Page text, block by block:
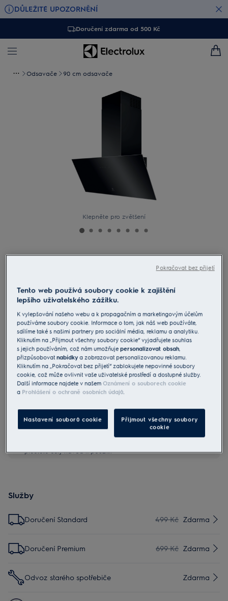
DŮLEŽITÉ UPOZORNĚNÍ
Doručení zdarma od 500 Kč
Odsavače 90 cm odsavače
Klepněte pro zvětšení
LFV439K
Vertikální komínový odsavač par
série 600 Hob2Hood
4.8 (1183)
Informační list výrobku
Benefity
Odsavač par 600 Hob2Hood® automaticky upravuje nastavení
odsávání.
Hob2Hood® přizpůsobuje digestoř podle nastavení na varné desce.
ExtractionTech Plus rychle čistí vzduch v kuchyni.
Bezpečnostní pokyny a bezpečnostní upozornění podle
nařízení EU 2023/988 jsou uvedeny v kapitole 1 a 2
přečtěte celý návod k použití.
Služby
Doručení Standard 499 Kč Zdarma
Doručení Premium 699 Kč Zdarma
Odvoz starého spotřebiče Zdarma
Tento web používá soubory cookie k zajištění
lepšího uživatelského zážitku.
K vylepšování našeho webu a k propagačním a marketingovým účelům
používáme soubory cookie. Informace o tom, jak náš web používáte,
sdílíme také s našimi partnery pro sociální média, reklamu a analytiku.
Kliknutím na „Přijmout všechny soubory cookie“ vyjadřujete souhlas
s jejich používáním, což nám umožňujepersonalizovat obsah,
přizpůsobovatnabídky a zobrazovat personalizovanou reklamu.
Kliknutím na „Pokračovat bez přijetí“ zablokujete nepovinné soubory
cookie, což může ovlivnit vaše uživatelské prostředí a dostupné služby.
Další informace najdete v našemOznámení o souborech cookie
a Prohlášení o ochraně osobních údajů.
Nastavení souborů cookie
Přijmout všechny soubory
cookie
Pokračovat bez přijetí